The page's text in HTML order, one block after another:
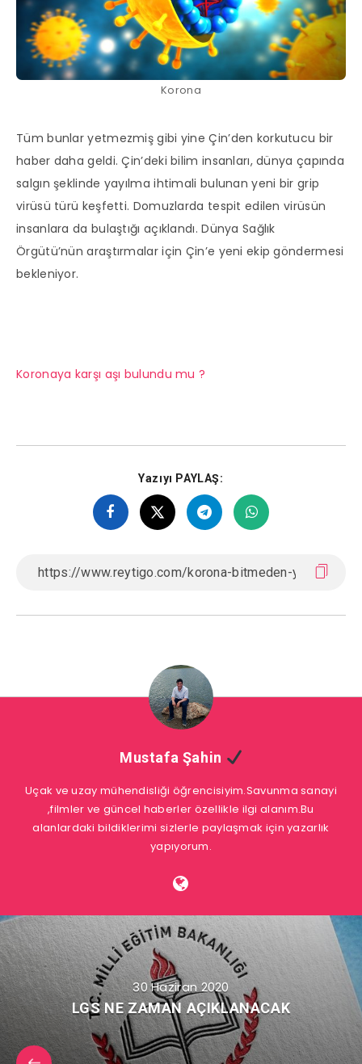
Korona
Tüm bunlar yetmezmiş gibi yine Çin’den korkutucu bir
haber daha geldi. Çin’deki bilim insanları, dünya çapında
salgın şeklinde yayılma ihtimali bulunan yeni bir grip
virüsü türü keşfetti. Domuzlarda tespit edilen virüsün
insanlara da bulaştığı açıklandı. Dünya Sağlık
Örgütü’nün araştırmalar için Çin’e yeni ekip göndermesi
bekleniyor.
Koronaya karşı aşı bulundu mu ?
Yazıyı PAYLAŞ:
Mustafa Şahin
Uçak ve uzay mühendisliği öğrencisiyim.Savunma sanayi
,filmler ve güncel haberler özellikle ilgi alanım.Bu
alanlardaki bildiklerimi sizlerle paylaşmak için yazarlık
yapıyorum.
30 Haziran 2020
LGS NE ZAMAN AÇIKLANACAK